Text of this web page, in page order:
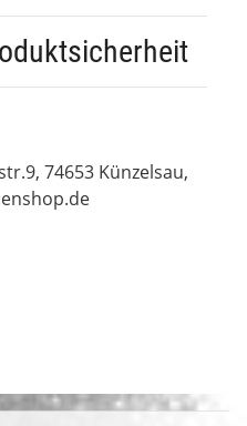
74653 Künzelsau,